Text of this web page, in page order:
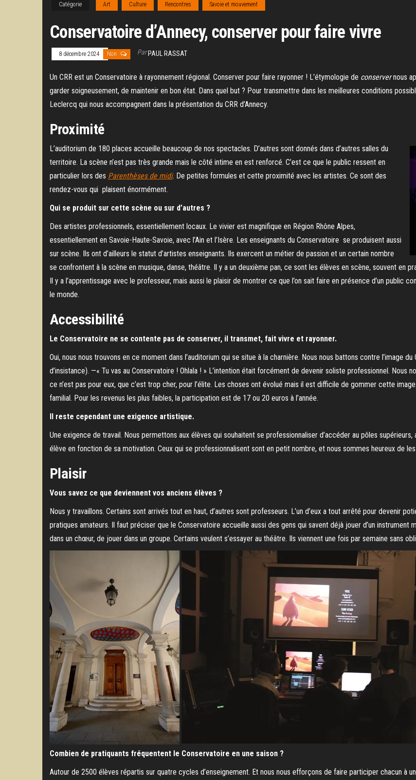
Catégorie Art Culture Rencontres Savoie et mouvement
Conservatoire d’Annecy, conserver pour faire vivre
8 décembre 2024 Non ParPAUL RASSAT
Un CRR est un Conservatoire à rayonnement régional. Conserver pour faire rayonner ! L’étymologie de conservernous
garder soigneusement, de maintenir en bon état. Dans quel but ? Pour transmettre dans les meilleures conditions
Leclercq qui nous accompagnent dans la présentation du CRR d’Annecy.
Proximité
L’auditorium de 180 places accueille beaucoup de nos spectacles. D’autres sont donnés dans d’autres salles du
territoire. La scène n’est pas très grande mais le côté intime en est renforcé. C’est ce que le public ressent en
particulier lors des Parenthèses de midi. De petites formules et cette proximité avec les artistes. Ce sont des
rendez-vous qui plaisent énormément.
Qui se produit sur cette scène ou sur d’autres ?
Des artistes professionnels, essentiellement locaux. Le vivier est magnifique en Région Rhône Alpes,
essentiellement en Savoie-Haute-Savoie, avec l’Ain et l’Isère. Les enseignants du Conservatoire se produisent aussi
sur scène. Ils ont d’ailleurs le statut d’artistes enseignants. Ils exercent un métier de passion et un certain nombre
se confrontent à la scène en musique, danse, théâtre. Il y a un deuxième pan, ce sont les élèves en scène, souvent en
Il y a l’apprentissage avec le professeur, mais aussi le plaisir de montrer ce que l’on sait faire en présence d’un public
le monde.
Accessibilité
Le Conservatoire ne se contente pas de conserver, il transmet, fait vivre et rayonner.
Oui, nous nous trouvons en ce moment dans l’auditorium qui se situe à la charnière. Nous nous battons contre l’image
d’insistance). —« Tu vas au Conservatoire ! Ohlala ! » L’intention était forcément de devenir soliste professionnel.
ce n’est pas pour eux, que c’est trop cher, pour l’élite. Les choses ont évolué mais il est difficile de gommer cette
familial. Pour les revenus les plus faibles, la participation est de 17 ou 20 euros à l’année.
Il reste cependant une exigence artistique.
Une exigence de travail. Nous permettons aux élèves qui souhaitent se professionnaliser d’accéder au pôles
élève en fonction de sa motivation. Ceux qui se professionnalisent sont en petit nombre, et nous sommes heureux de
Plaisir
Vous savez ce que deviennent vos anciens élèves ?
Nous y travaillons. Certains sont arrivés tout en haut, d’autres sont professeurs. L’un d’eux a tout arrêté pour devenir
pratiques amateurs. Il faut préciser que le Conservatoire accueille aussi des gens qui savent déjà jouer d’un instrument
dans un chœur, de jouer dans un groupe. Certains veulent s’essayer au théâtre. Ils viennent une fois par semaine sans
Combien de pratiquants fréquentent le Conservatoire en une saison ?
Autour de 2500 élèves répartis sur quatre cycles d’enseignement. Et nous nous efforçons de faire participer chacun à